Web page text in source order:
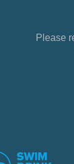
Please